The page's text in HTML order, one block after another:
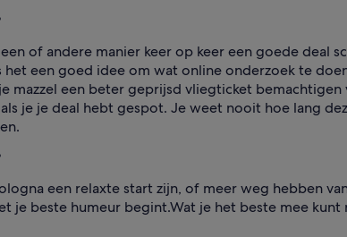
of andere manier keer op keer een goede
een goed idee om wat online onderzoek te
mazzel een beter geprijsd vliegticket
je je deal hebt gespot. Je weet nooit hoe lang
een relaxte start zijn, of meer weg hebben
je beste humeur begint.Wat je het beste mee kunt